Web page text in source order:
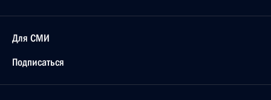
Для СМИ
Подписаться